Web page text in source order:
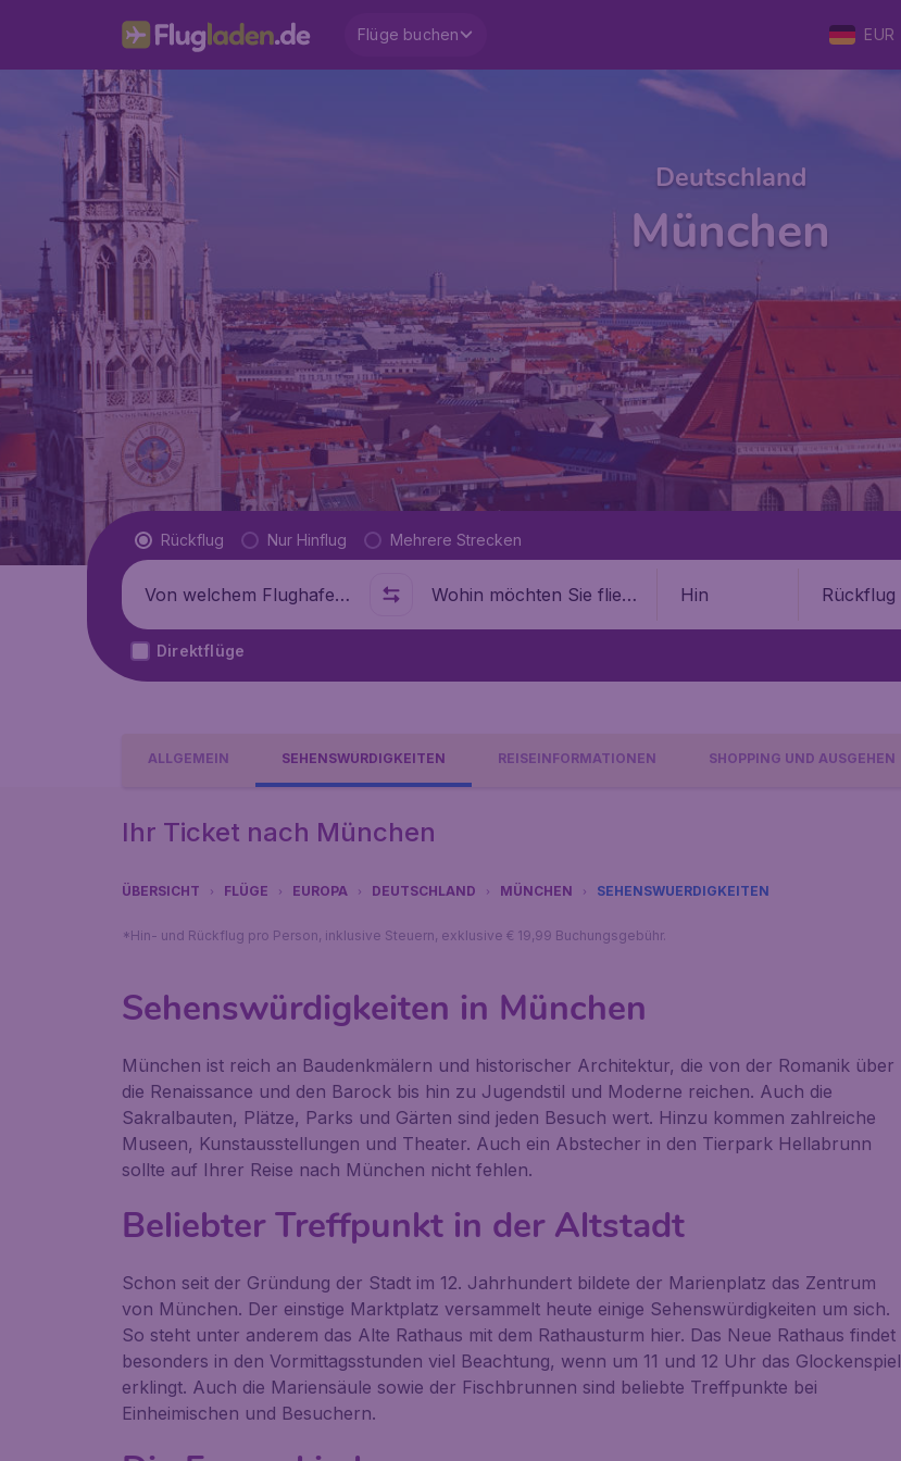
Flüge buchen EUR
Deutschland
München
Flugtyp
Rückflug Nur Hinflug Mehrere Strecken
Abflug von Wohin Hin Rückflug
Direktflüge
ALLGEMEIN SEHENSWÜRDIGKEITEN REISEINFORMATIONEN SHOPPING UND AUSGEHEN
Ihr Ticket nach München
ÜBERSICHT FLÜGE EUROPA DEUTSCHLAND MÜNCHEN SEHENSWUERDIGKEITEN
*Hin- und Rückflug pro Person, inklusive Steuern, exklusive € 19,99 Buchungsgebühr.
Sehenswürdigkeiten in München
München ist reich an Baudenkmälern und historischer Architektur, die von der Romanik über
die Renaissance und den Barock bis hin zu Jugendstil und Moderne reichen. Auch die
Sakralbauten, Plätze, Parks und Gärten sind jeden Besuch wert. Hinzu kommen zahlreiche
Museen, Kunstausstellungen und Theater. Auch ein Abstecher in den Tierpark Hellabrunn
sollte auf Ihrer Reise nach München nicht fehlen.
Beliebter Treffpunkt in der Altstadt
Schon seit der Gründung der Stadt im 12. Jahrhundert bildete der Marienplatz das Zentrum
von München. Der einstige Marktplatz versammelt heute einige Sehenswürdigkeiten um sich.
So steht unter anderem das Alte Rathaus mit dem Rathausturm hier. Das Neue Rathaus findet
besonders in den Vormittagsstunden viel Beachtung, wenn um 11 und 12 Uhr das Glockenspiel
erklingt. Auch die Mariensäule sowie der Fischbrunnen sind beliebte Treffpunkte bei
Einheimischen und Besuchern.